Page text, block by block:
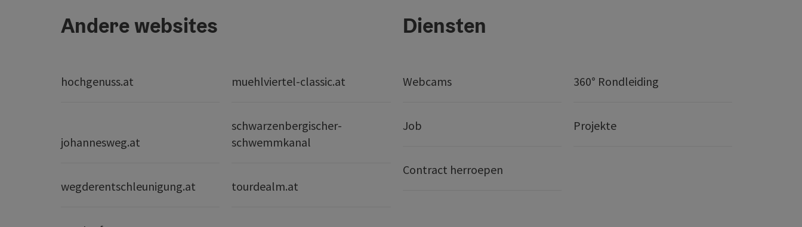
Andere websites
hochgenuss.at muehlviertel-classic.at
johannesweg.at
schwarzenbergischer-
schwemmkanal
wegderentschleunigung.at tourdealm.at
Diensten
Webcams 360° Rondleiding
Job Projekte
Contract herroepen